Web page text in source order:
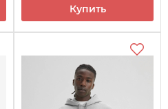
Купить